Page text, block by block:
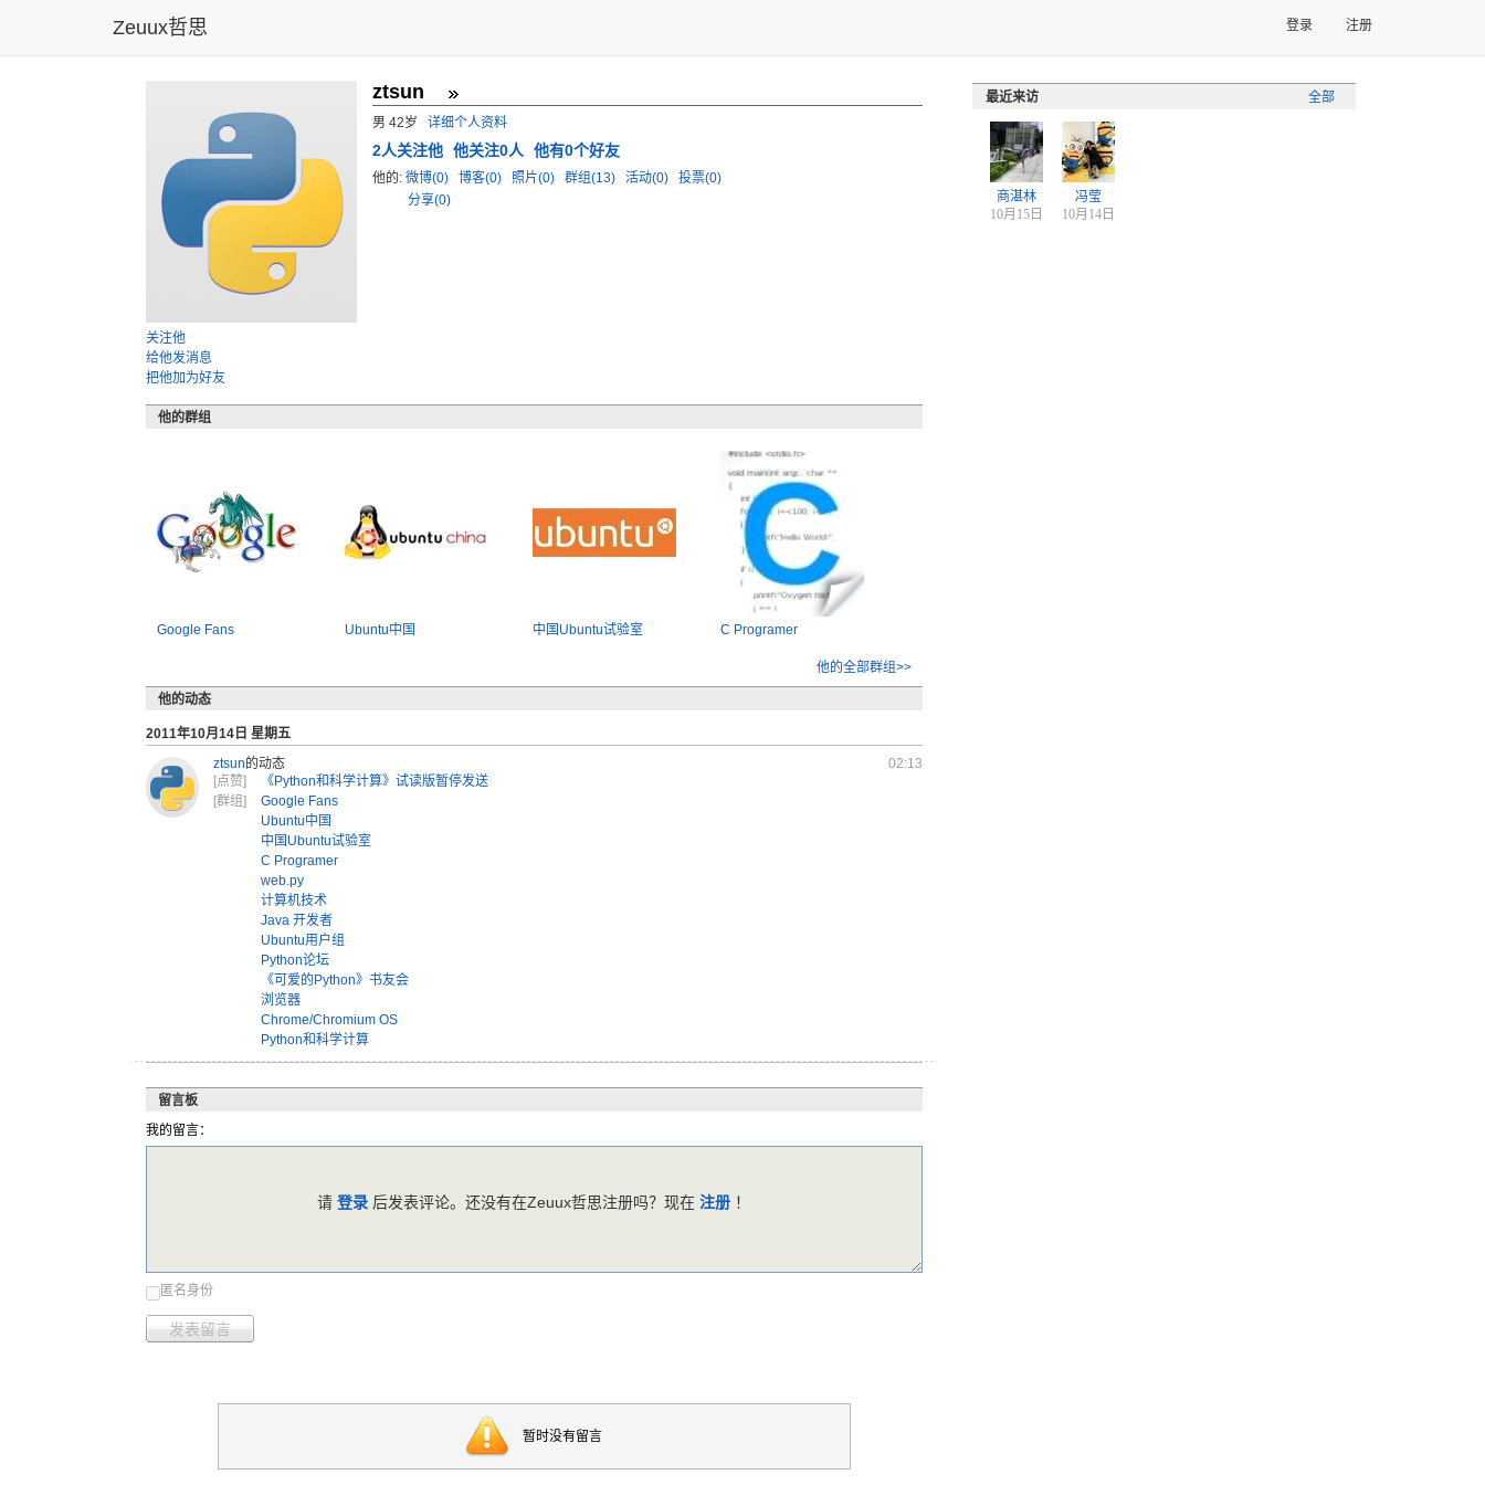
Zeuux哲思 登录 注册
关注他
给他发消息
把他加为好友
ztsun
男 42岁 详细个人资料
2人关注他 他关注0人 他有0个好友
他的: 微博(0) 博客(0) 照片(0) 群组(13) 活动(0)
投票(0)
分享(0)
他的群组
Google Fans Ubuntu中国 中国Ubuntu试验室 C Programer
他的全部群组>>
他的动态
2011年10月14日 星期五
ztsun的动态
02:13
[点赞]
《Python和科学计算》试读版暂停发送
[群组]
Google Fans
Ubuntu中国
中国Ubuntu试验室
C Programer
web.py
计算机技术
Java 开发者
Ubuntu用户组
Python论坛
《可爱的Python》书友会
浏览器
Chrome/Chromium OS
Python和科学计算
留言板
我的留言：
匿名身份
发表留言
请登录 后发表评论。还没有在Zeuux哲思注册吗？现在注册 ！
暂时没有留言
全部
最近来访
商湛林
10月15日
冯莹
10月14日